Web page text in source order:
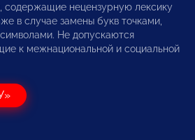
содержащие нецензурную лексику
в случае замены букв точками,
Не допускаются
к межнациональной и социальной